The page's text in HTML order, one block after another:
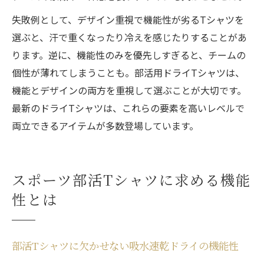
失敗例として、デザイン重視で機能性が劣るTシャツを
選ぶと、汗で重くなったり冷えを感じたりすることがあ
ります。逆に、機能性のみを優先しすぎると、チームの
個性が薄れてしまうことも。部活用ドライTシャツは、
機能とデザインの両方を重視して選ぶことが大切です。
最新のドライTシャツは、これらの要素を高いレベルで
両立できるアイテムが多数登場しています。
スポーツ部活Tシャツに求める機能
性とは
部活Tシャツに欠かせない吸水速乾ドライの機能性